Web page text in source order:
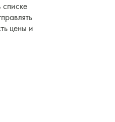
списке
цены и